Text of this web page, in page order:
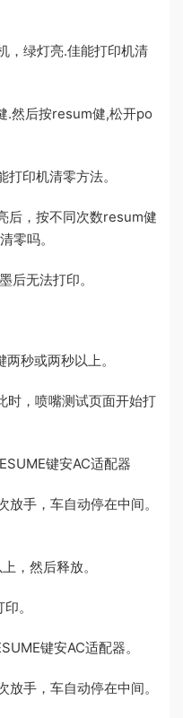
，绿灯亮.佳能打印机清
.然后按resum健,松开po
印机清零方法。
后，按不同次数resum健
零吗。
后无法打印。
秒或两秒以上。
时，喷嘴测试页面开始打
键安AC适配器
手，车自动停在中间。
，然后释放。
。
键安AC适配器。
手，车自动停在中间。